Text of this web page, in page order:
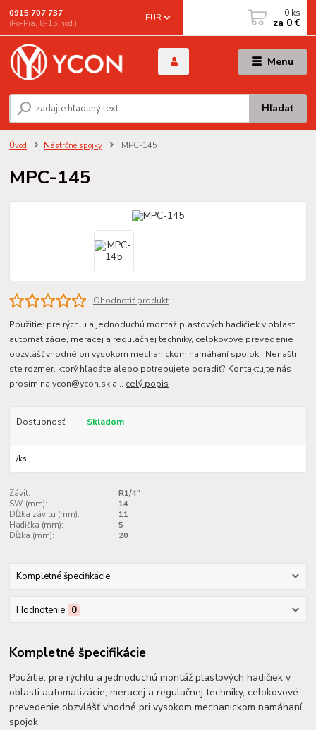
Menu
EUR
Hľadať
0915 707 737
(Po-Pia, 8-15 hod.)
0 ks
za 0 €
Úvod Nástrčné spojky MPC-145
MPC-145
Ohodnotiť produkt
Použitie: pre rýchlu a jednoduchú montáž plastových hadičiek v oblasti
automatizácie, meracej a regulačnej techniky, celokovové prevedenie
obzvlášť vhodné pri vysokom mechanickom namáhaní spojok Nenašli
ste rozmer, ktorý hľadáte alebo potrebujete poradiť? Kontaktujte nás
prosím na ycon@ycon.sk a... celý popis
Dostupnosť Skladom
/ks
Závit:
R1/4"
SW (mm):
14
Dĺžka závitu (mm):
11
Hadička (mm):
5
Dĺžka (mm):
20
Kompletné špecifikácie
Hodnotenie 0
Kompletné špecifikácie
Použitie: pre rýchlu a jednoduchú montáž plastových hadičiek v
oblasti automatizácie, meracej a regulačnej techniky, celokovové
prevedenie obzvlášť vhodné pri vysokom mechanickom namáhaní
spojok